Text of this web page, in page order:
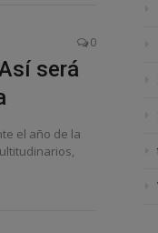
0
será
el año de la